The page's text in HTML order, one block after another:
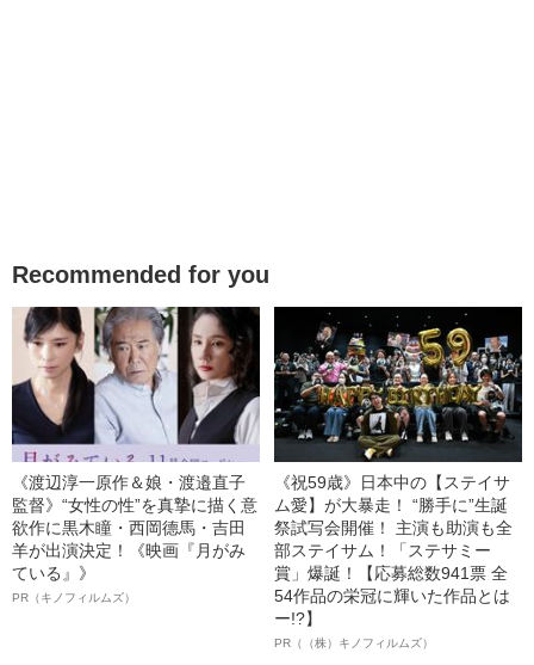
Recommended for you
《渡辺淳一原作＆娘・渡邉直子
監督》“女性の性”を真摯に描く意
欲作に黒木瞳・西岡德馬・吉田
羊が出演決定！《映画『月がみ
ている』》
PR（キノフィルムズ）
《祝59歳》日本中の【ステイサ
ム愛】が大暴走！ “勝手に”生誕
祭試写会開催！ 主演も助演も全
部ステイサム！「ステサミー
賞」爆誕！【応募総数941票 全
54作品の栄冠に輝いた作品とは
ー!?】
PR（（株）キノフィルムズ）